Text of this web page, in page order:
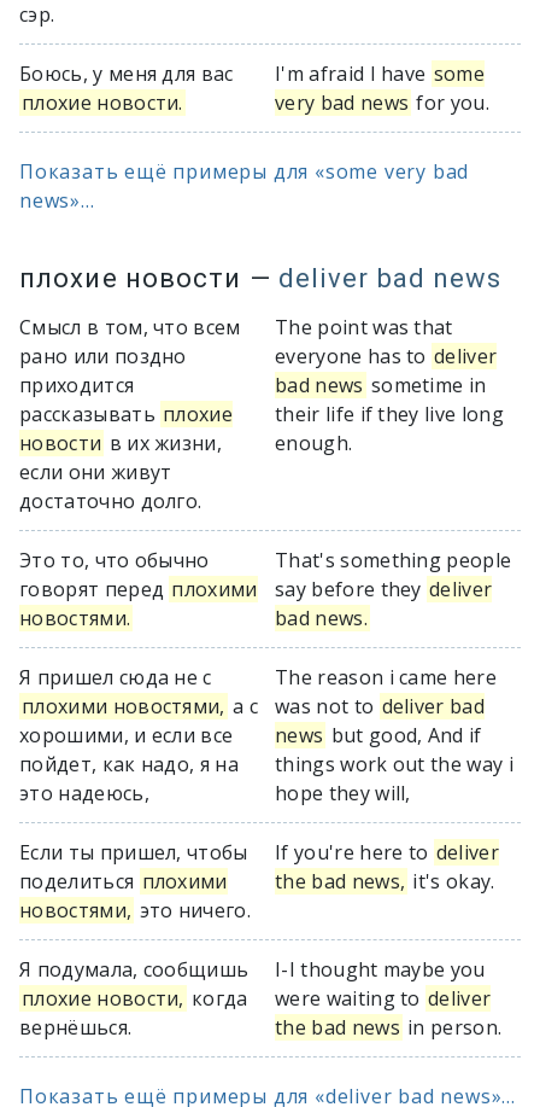
сэр.
Боюсь, у меня для вас
плохие новости.
I'm afraid I have some
very bad news for you.
Показать ещё примеры для «some very bad
news»...
плохие новости — deliver bad news
Смысл в том, что всем
рано или поздно
приходится
рассказывать плохие
новости в их жизни,
если они живут
достаточно долго.
The point was that
everyone has to deliver
bad news sometime in
their life if they live long
enough.
Это то, что обычно
говорят перед плохими
новостями.
That's something people
say before they deliver
bad news.
Я пришел сюда не с
плохими новостями, а с
хорошими, и если все
пойдет, как надо, я на
это надеюсь,
The reason i came here
was not to deliver bad
news but good, And if
things work out the way i
hope they will,
Если ты пришел, чтобы
поделиться плохими
новостями, это ничего.
If you're here to deliver
the bad news, it's okay.
Я подумала, сообщишь
плохие новости, когда
вернёшься.
I-I thought maybe you
were waiting to deliver
the bad news in person.
Показать ещё примеры для «deliver bad news»...